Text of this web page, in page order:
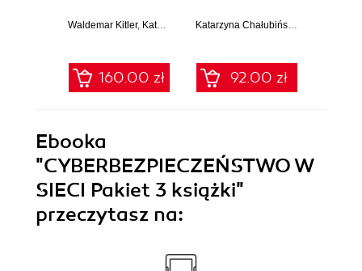
Pakiet 3 książki
Waldemar Kitler, Katarzyna Chałubińska-Jentkiewicz
160.00 zł
Katarzyna Chałubińska-Jentkiewicz
92.00 zł
Ebooka
"CYBERBEZPIECZEŃSTWO W
SIECI Pakiet 3 książki"
przeczytasz na: